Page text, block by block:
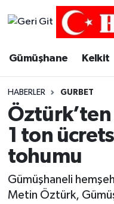
Gümüşhane Kelkit
HABERLER GURBET
Öztürk’ten
1 ton
tohumu
Gümüşhaneli
Metin Öztürk,
Merkez Trafik
Süper Lig Puan
Tüm Manşetler
Haber Arşivi